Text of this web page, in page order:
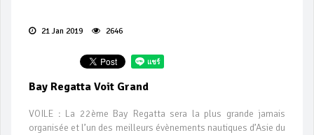
21 Jan 2019 2646
Bay Regatta Voit Grand
VOILE : La 22ème Bay Regatta sera la plus grande jamais
organisée et l’un des meilleurs évènements nautiques d’Asie du